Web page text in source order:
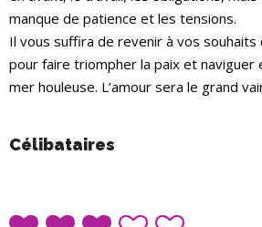
manque de patience et les tensions.
Il vous suffira de revenir à vos souhaits
pour faire triompher la paix et naviguer
mer houleuse. L’amour sera le grand
Célibataires